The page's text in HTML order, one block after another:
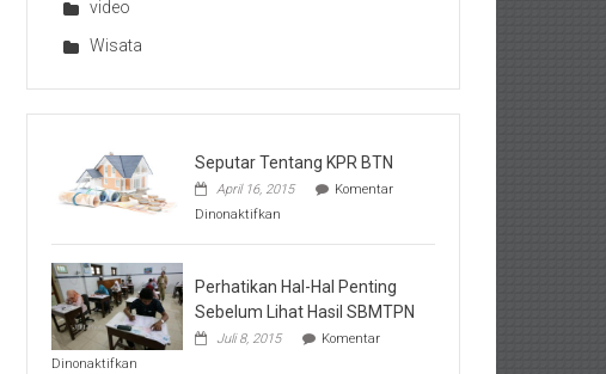
video
Wisata
Seputar Tentang KPR BTN
April 16, 2015
Komentar
Dinonaktifkan
Tentang
BTN
Perhatikan Hal-Hal Penting
Sebelum Lihat Hasil SBMTPN
Juli 8, 2015
Komentar
Dinonaktifkan